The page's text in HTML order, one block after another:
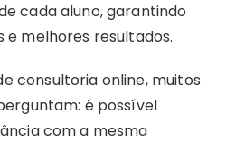
cada aluno, garantindo
e melhores resultados.
consultoria online, muitos
é possível
com a mesma